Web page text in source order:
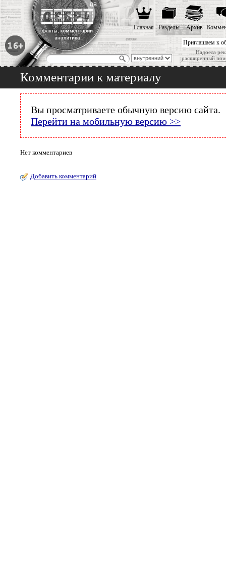
Приглашаем к
Надоела
расширенный
Главная Разделы Архив
Комментарии к материалу
Вы просматриваете обычную версию сайта.
Перейти на мобильную версию >>
Нет комментариев
Добавить комментарий